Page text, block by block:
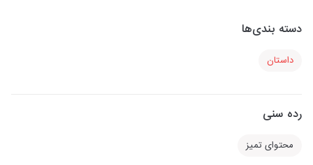
دسته بندی‌ها
داستان
رده سنی
محتوای تمیز